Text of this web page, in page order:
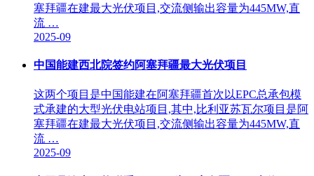
塞拜疆在建最大光伏项目,交流侧输出容量为445MW,直
流 …
2025-09
中国能建西北院签约阿塞拜疆最大光伏项目
这两个项目是中国能建在阿塞拜疆首次以EPC总承包模
式承建的大型光伏电站项目,其中,比利亚苏瓦尔项目是阿
塞拜疆在建最大光伏项目,交流侧输出容量为445MW,直
流 …
2025-09